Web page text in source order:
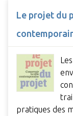
Le projet du
pratiques des